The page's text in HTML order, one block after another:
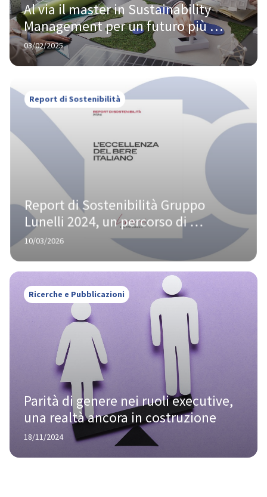
Al via il master in Sustainability
Management per un futuro più
green
03/02/2025
Report di Sostenibilità
Report di Sostenibilità Gruppo
Lunelli 2024, un percorso di
eccellenza tra valorizzazione del
territorio e innovazione
responsabile
10/03/2026
Ricerche e Pubblicazioni
Parità di genere nei ruoli executive,
una realtà ancora in costruzione
18/11/2024